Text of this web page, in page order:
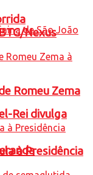
Rei divulga
Nexus
Romeu Zema
à Presidência